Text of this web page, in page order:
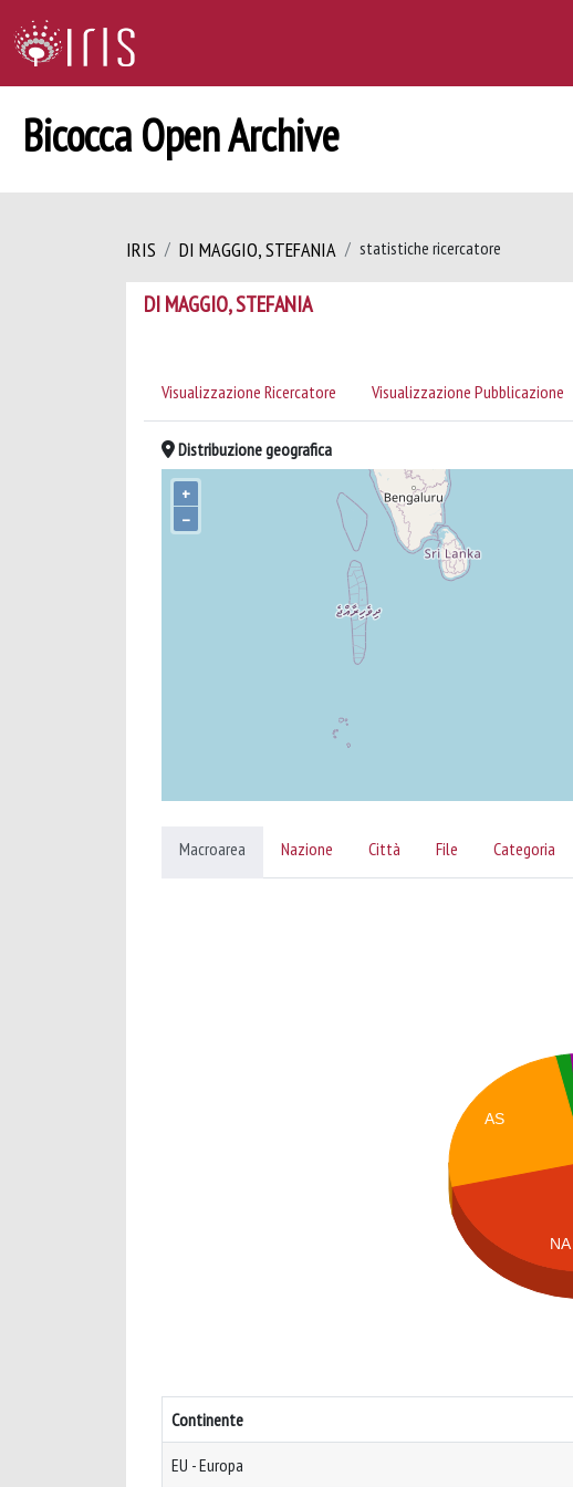
Bicocca Open Archive
IRIS DI MAGGIO, STEFANIA statistiche ricercatore
DI MAGGIO, STEFANIA
Visualizzazione Ricercatore Visualizzazione Pubblicazione
Distribuzione geografica
+
–
Macroarea Nazione Città File Categoria
AS
NA
Continente
EU - Europa